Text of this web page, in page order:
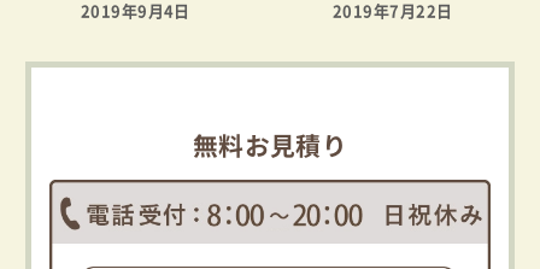
2019年9月4日 2019年7月22日
無料お見積り